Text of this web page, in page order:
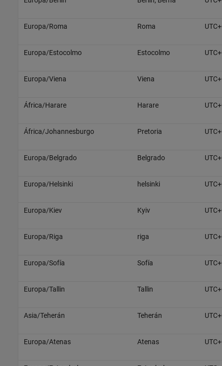
Europa/Roma Roma
Europa/Estocolmo Estocolmo
Europa/Viena Viena
África/Harare Harare
África/Johannesburgo Pretoria
Europa/Belgrado Belgrado
Europa/Helsinki helsinki
Europa/Kiev Kyiv
Europa/Riga riga
Europa/Sofía Sofía
Europa/Tallin Tallin
Asia/Teherán Teherán
Europa/Atenas Atenas